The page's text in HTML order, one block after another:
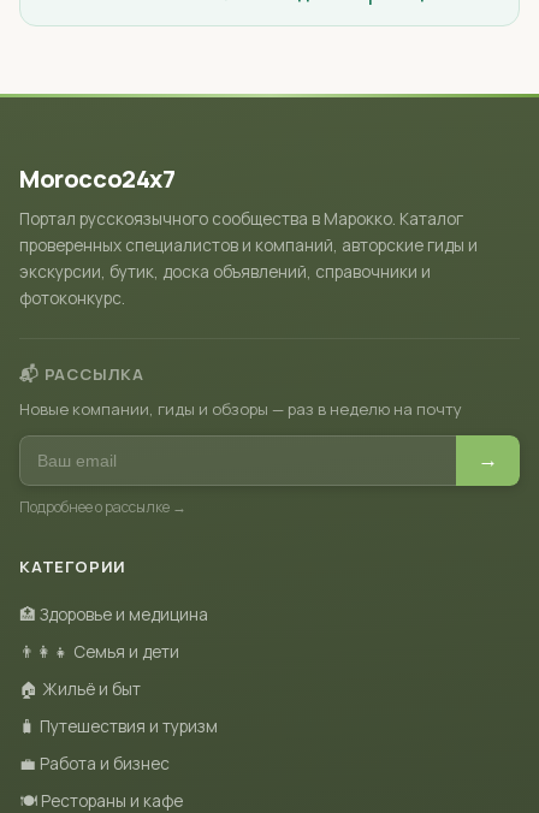
Morocco24x7
Портал русскоязычного сообщества в Марокко. Каталог
проверенных специалистов и компаний, авторские гиды и
экскурсии, бутик, доска объявлений, справочники и
фотоконкурс.
📬 РАССЫЛКА
Новые компании, гиды и обзоры — раз в неделю на почту
→
Подробнее о рассылке →
КАТЕГОРИИ
🏥 Здоровье и медицина
👨‍👩‍👧 Семья и дети
🏠 Жильё и быт
🧳 Путешествия и туризм
💼 Работа и бизнес
🍽 Рестораны и кафе